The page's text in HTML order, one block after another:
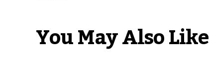
You May Also Like